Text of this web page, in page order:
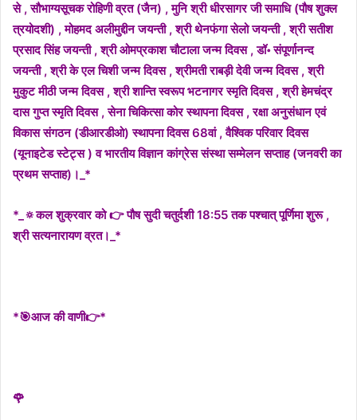
से , सौभाग्यसूचक रोहिणी व्रत (जैन) , मुनि श्री धीरसागर जी समाधि (पौष शुक्ल
त्रयोदशी) , मोहमद अलीमुद्दीन जयन्ती , श्री थेनफंगा सेलो जयन्ती , श्री सतीश
प्रसाद सिंह जयन्ती , श्री ओमप्रकाश चौटाला जन्म दिवस , डॉ॰ संपूर्णानन्द
जयन्ती , श्री के एल चिशी जन्म दिवस , श्रीमती राबड़ी देवी जन्म दिवस , श्री
मुकुट मीठी जन्म दिवस , श्री शान्ति स्वरूप भटनागर स्मृति दिवस , श्री हेमचंद्र
दास गुप्त स्मृति दिवस , सेना चिकित्सा कोर स्थापना दिवस , रक्षा अनुसंधान एवं
विकास संगठन (डीआरडीओ) स्थापना दिवस 68वां , वैश्विक परिवार दिवस
(यूनाइटेड स्टेट्स ) व भारतीय विज्ञान कांग्रेस संस्था सम्मेलन सप्ताह (जनवरी का
प्रथम सप्ताह)।_*
*_🔅कल शुक्रवार को 👉 पौष सुदी चतुर्दशी 18:55 तक पश्चात् पूर्णिमा शुरू ,
श्री सत्यनारायण व्रत।_*
*🎯आज की वाणी👉*
🌹